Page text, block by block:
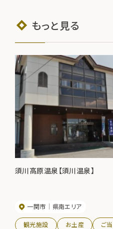
もっと見る
須川高原温泉【須川温泉】
一関市 県南エリア
観光施設 お土産
ご